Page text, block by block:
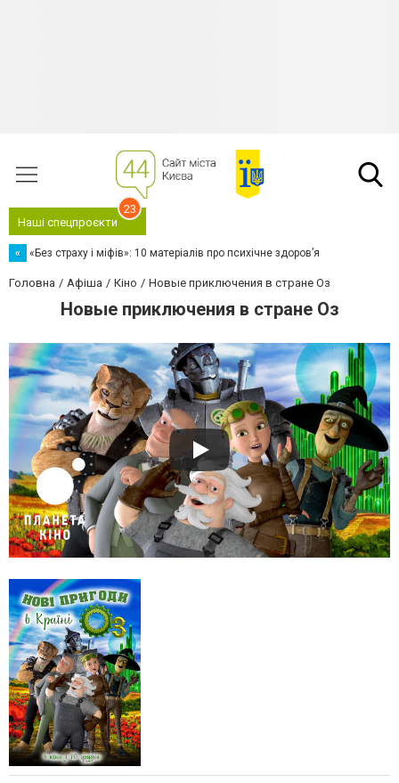
Наші спецпроєкти
23
« «Без страху і міфів»: 10 матеріалів про психічне здоров’я
Головна Афіша Кіно Новые приключения в стране Оз
Новые приключения в стране Оз